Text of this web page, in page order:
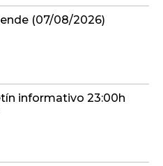
(07/08/2026)
informativo 23:00h